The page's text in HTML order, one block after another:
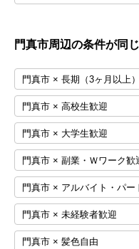
門真市周辺の条件が同
門真市 × 長期（3ヶ月以上）
門真市 × 高校生歓迎
門真市 × 大学生歓迎
門真市 × 副業・Ｗワーク歓
門真市 × アルバイト・パー
門真市 × 未経験者歓迎
門真市 × 髪色自由